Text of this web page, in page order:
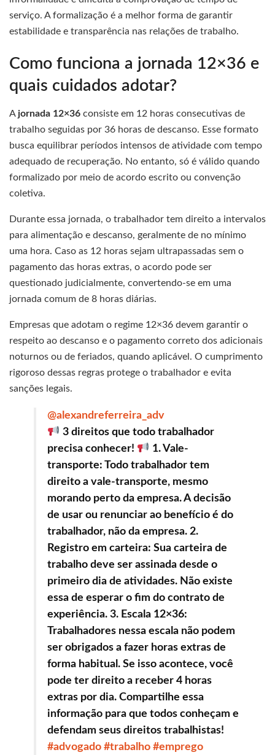
serviço. A formalização é a melhor forma de garantir
estabilidade e transparência nas relações de trabalho.
Como funciona a jornada 12×36 e
quais cuidados adotar?
A jornada 12×36 consiste em 12 horas consecutivas de
trabalho seguidas por 36 horas de descanso. Esse formato
busca equilibrar períodos intensos de atividade com tempo
adequado de recuperação. No entanto, só é válido quando
formalizado por meio de acordo escrito ou convenção
coletiva.
Durante essa jornada, o trabalhador tem direito a intervalos
para alimentação e descanso, geralmente de no mínimo
uma hora. Caso as 12 horas sejam ultrapassadas sem o
pagamento das horas extras, o acordo pode ser
questionado judicialmente, convertendo-se em uma
jornada comum de 8 horas diárias.
Empresas que adotam o regime 12×36 devem garantir o
respeito ao descanso e o pagamento correto dos adicionais
noturnos ou de feriados, quando aplicável. O cumprimento
rigoroso dessas regras protege o trabalhador e evita
sanções legais.
@alexandreferreira_adv
3 direitos que todo trabalhador
precisa conhecer!
1. Vale-
transporte: Todo trabalhador tem
direito a vale-transporte, mesmo
morando perto da empresa. A decisão
de usar ou renunciar ao benefício é do
trabalhador, não da empresa. 2.
Registro em carteira: Sua carteira de
trabalho deve ser assinada desde o
primeiro dia de atividades. Não existe
essa de esperar o fim do contrato de
experiência. 3. Escala 12×36:
Trabalhadores nessa escala não podem
ser obrigados a fazer horas extras de
forma habitual. Se isso acontece, você
pode ter direito a receber 4 horas
extras por dia. Compartilhe essa
informação para que todos conheçam e
defendam seus direitos trabalhistas!
#advogado #trabalho #emprego